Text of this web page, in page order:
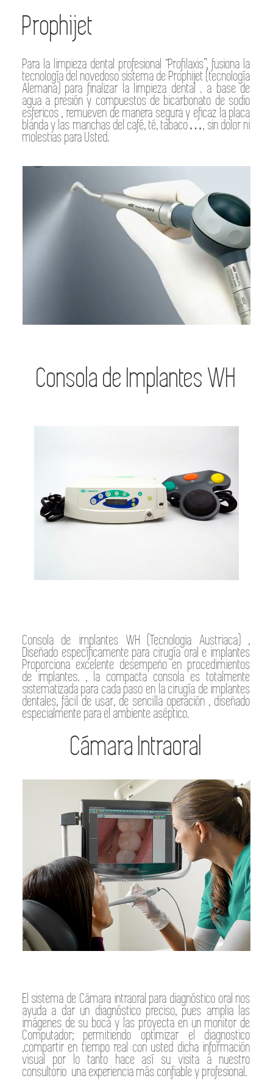
Prophijet
Para la limpieza dental profesional “Profilaxis”, fusiona la
tecnología del novedoso sistema de Prophijet (tecnología
Alemana) para finalizar la limpieza dental . a base de
agua a presión y compuestos de bicarbonato de sodio
esfericos , remueven de manera segura y eficaz la placa
blanda y las manchas del café, té, tabaco…, sin dolor ni
molestias para Usted.
Consola de Implantes WH
Consola de implantes WH (Tecnologia Austriaca) ,
Diseñado específicamente para cirugía oral e implantes
Proporciona excelente desempeño en procedimientos
de implantes. , la compacta consola es totalmente
sistematizada para cada paso en la cirugía de implantes
dentales, fácil de usar, de sencilla operación , diseñado
especialmente para el ambiente aséptico.
Cámara Intraoral
El sistema de Cámara intraoral para diagnóstico oral nos
ayuda a dar un diagnóstico preciso, pues amplia las
imágenes de su boca y las proyecta en un monitor de
Computador; permitiendo optimizar el diagnostico
,compartir en tiempo real con usted dicha información
visual por lo tanto hace así su visita a nuestro
consultorio una experiencia más confiable y profesional.